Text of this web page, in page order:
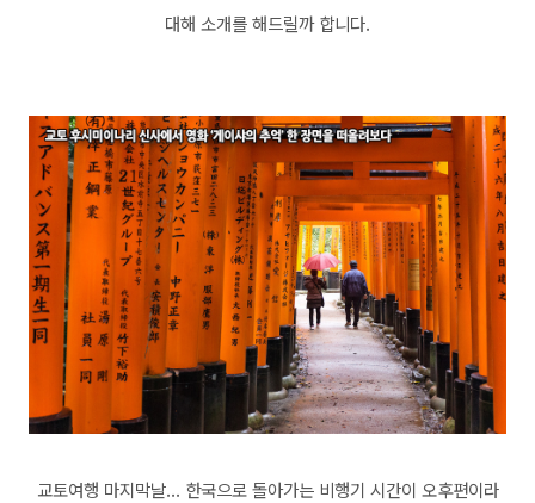
대해 소개를 해드릴까 합니다.
교토여행 마지막날... 한국으로 돌아가는 비행기 시간이 오후편이라